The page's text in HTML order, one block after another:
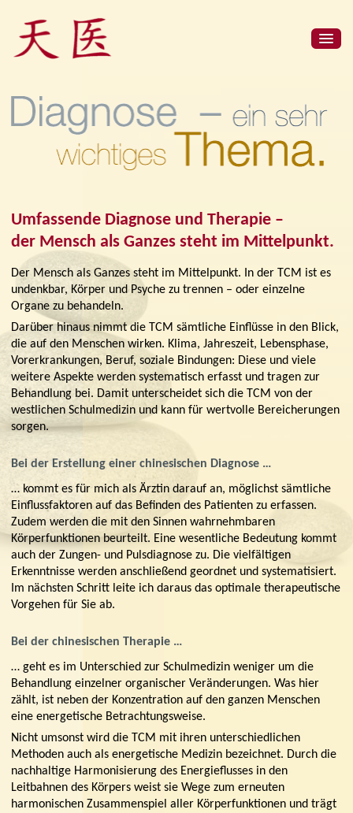
Umfassende Diagnose und Therapie –
der Mensch als Ganzes steht im Mittelpunkt.
Der Mensch als Ganzes steht im Mittelpunkt. In der TCM ist es
undenkbar, Körper und Psyche zu trennen – oder einzelne
Organe zu behandeln.
Darüber hinaus nimmt die TCM sämtliche Einflüsse in den Blick,
die auf den Menschen wirken. Klima, Jahreszeit, Lebensphase,
Vorerkrankungen, Beruf, soziale Bindungen: Diese und viele
weitere Aspekte werden systematisch erfasst und tragen zur
Behandlung bei. Damit unterscheidet sich die TCM von der
westlichen Schulmedizin und kann für wertvolle Bereicherungen
sorgen.
Bei der Erstellung einer chinesischen Diagnose …
… kommt es für mich als Ärztin darauf an, möglichst sämtliche
Einflussfaktoren auf das Befinden des Patienten zu erfassen.
Zudem werden die mit den Sinnen wahrnehmbaren
Körperfunktionen beurteilt. Eine wesentliche Bedeutung kommt
auch der Zungen- und Pulsdiagnose zu. Die vielfältigen
Erkenntnisse werden anschließend geordnet und systematisiert.
Im nächsten Schritt leite ich daraus das optimale therapeutische
Vorgehen für Sie ab.
Bei der chinesischen Therapie …
… geht es im Unterschied zur Schulmedizin weniger um die
Behandlung einzelner organischer Veränderungen. Was hier
zählt, ist neben der Konzentration auf den ganzen Menschen
eine energetische Betrachtungsweise.
Nicht umsonst wird die TCM mit ihren unterschiedlichen
Methoden auch als energetische Medizin bezeichnet. Durch die
nachhaltige Harmonisierung des Energieflusses in den
Leitbahnen des Körpers weist sie Wege zum erneuten
harmonischen Zusammenspiel aller Körperfunktionen und trägt